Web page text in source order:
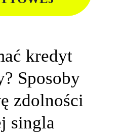
kredyt
Sposoby
zdolności
singla